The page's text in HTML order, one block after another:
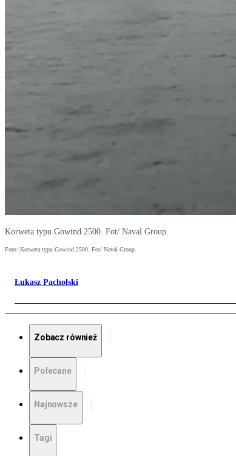
Korweta typu Gowind 2500. Fot/ Naval Group.
Foto: Korweta typu Gowind 2500. Fot/ Naval Group.
Łukasz Pacholski
Zobacz również
Polecane
Najnowsze
Tagi